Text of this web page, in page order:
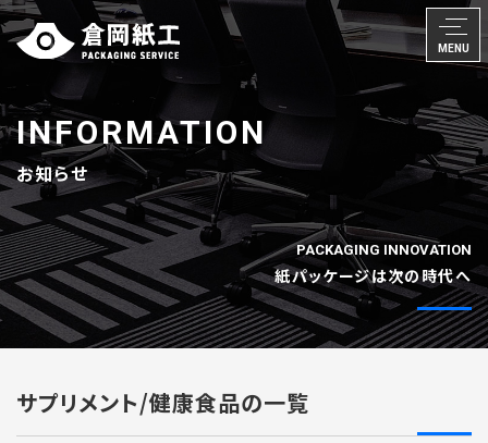
INFORMATION
お知らせ
PACKAGING INNOVATION
紙パッケージは次の時代へ
サプリメント/健康食品の一覧
MENU